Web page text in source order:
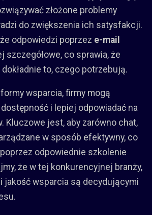
złożone problemy
do zwiększenia ich satysfakcji.
odpowiedzi poprzez e-mail
szczegółowe, co sprawia, że
to, czego potrzebują.
wsparcia, firmy mogą
i lepiej odpowiadać na
Kluczowe jest, aby zarówno chat,
w sposób efektywny, co
odpowiednie szkolenie
że w tej konkurencyjnej branży,
jakość wsparcia są decydującymi